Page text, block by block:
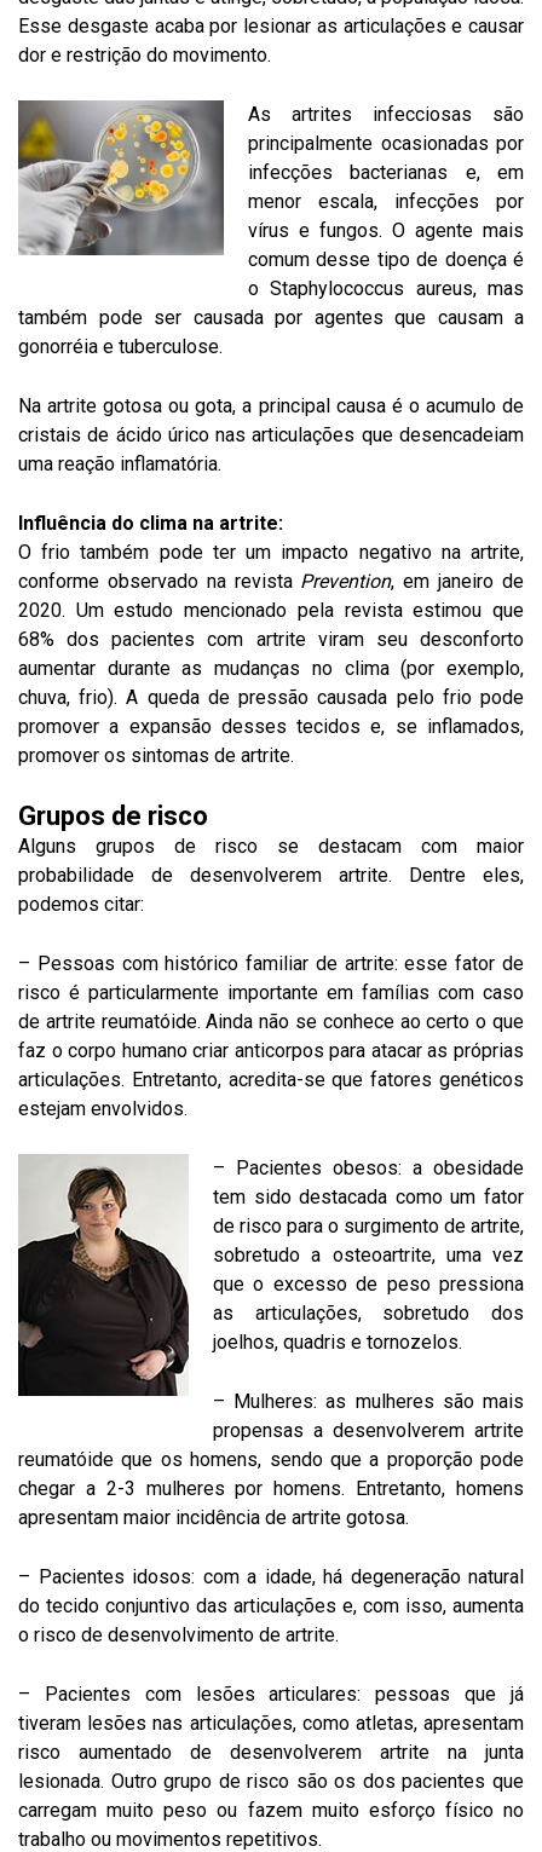
Esse desgaste acaba por lesionar as articulações e causar
dor e restrição do movimento.
As artrites infecciosas são
principalmente ocasionadas por
infecções bacterianas e, em
menor escala, infecções por
vírus e fungos. O agente mais
comum desse tipo de doença é
o Staphylococcus aureus, mas
também pode ser causada por agentes que causam a
gonorréia e tuberculose.
Na artrite gotosa ou gota, a principal causa é o acumulo de
cristais de ácido úrico nas articulações que desencadeiam
uma reação inflamatória.
Influência do clima na artrite:
O frio também pode ter um impacto negativo na artrite,
conforme observado na revista Prevention, em janeiro de
2020. Um estudo mencionado pela revista estimou que
68% dos pacientes com artrite viram seu desconforto
aumentar durante as mudanças no clima (por exemplo,
chuva, frio). A queda de pressão causada pelo frio pode
promover a expansão desses tecidos e, se inflamados,
promover os sintomas de artrite.
Grupos de risco
Alguns grupos de risco se destacam com maior
probabilidade de desenvolverem artrite. Dentre eles,
podemos citar:
– Pessoas com histórico familiar de artrite: esse fator de
risco é particularmente importante em famílias com caso
de artrite reumatóide. Ainda não se conhece ao certo o que
faz o corpo humano criar anticorpos para atacar as próprias
articulações. Entretanto, acredita-se que fatores genéticos
estejam envolvidos.
– Pacientes obesos: a obesidade
tem sido destacada como um fator
de risco para o surgimento de artrite,
sobretudo a osteoartrite, uma vez
que o excesso de peso pressiona
as articulações, sobretudo dos
joelhos, quadris e tornozelos.
– Mulheres: as mulheres são mais
propensas a desenvolverem artrite
reumatóide que os homens, sendo que a proporção pode
chegar a 2-3 mulheres por homens. Entretanto, homens
apresentam maior incidência de artrite gotosa.
– Pacientes idosos: com a idade, há degeneração natural
do tecido conjuntivo das articulações e, com isso, aumenta
o risco de desenvolvimento de artrite.
– Pacientes com lesões articulares: pessoas que já
tiveram lesões nas articulações, como atletas, apresentam
risco aumentado de desenvolverem artrite na junta
lesionada. Outro grupo de risco são os dos pacientes que
carregam muito peso ou fazem muito esforço físico no
trabalho ou movimentos repetitivos.